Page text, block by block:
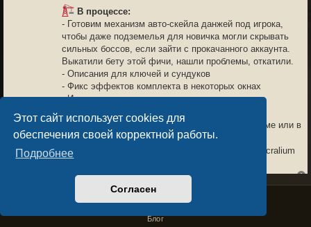
Этот сайт использует cookies для
обеспечения своей корректной работы.
Подробнее
Согласен
В процессе:
- Готовим механизм авто-скейла данжей под игрока,
чтобы даже подземелья для новичка могли скрывать
сильных боссов, если зайти с прокачанного аккаунта.
Выкатили бету этой фичи, нашли проблемы, откатили.
- Описания для ключей и сундуков
- Фикс эффектов комплекта в некоторых окнах
- И многое другое
Обсудить обновление можно здесь на форуме или в
чате канала https://t.me/sacraliumchat
Спасибо всем, кто с нами и помогает делать Sacralium
NEUK 03.04.26 15:44
Privacy PolicyLicense Agreement
Copyright © Sacralium Games 2023-
Блог